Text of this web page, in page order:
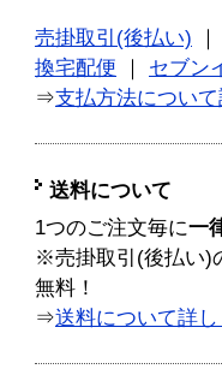
売掛取引(後払い)
換宅配便
セブン
⇒支払方法につい
送料について
1つのご注文毎に一
※売掛取引(後払い)
無料！
⇒送料について詳